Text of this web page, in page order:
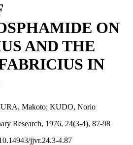
ON
AND THE
IN
Makoto; KUDO, Norio
Research, 1976, 24(3-4), 87-98
jjvr.24.3-4.87